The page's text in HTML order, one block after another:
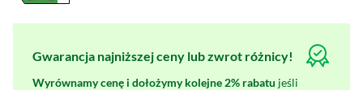
Gwarancja najniższej ceny lub zwrot różnicy!
Wyrównamy cenę i dołożymy kolejne 2% rabatu jeśli